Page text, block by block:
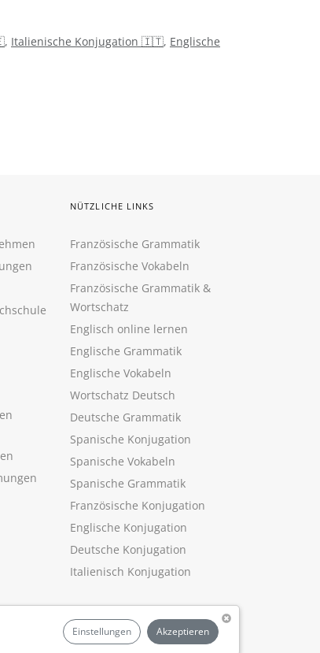
, Italienische Konjugation 🇮🇹, Englische
Einstellungen Akzeptieren
NÜTZLICHE LINKS
Französische Grammatik
Französische Vokabeln
Französische Grammatik &
Wortschatz
Englisch online lernen
Englische Grammatik
Englische Vokabeln
Wortschatz Deutsch
Deutsche Grammatik
Spanische Konjugation
Spanische Vokabeln
Spanische Grammatik
Französische Konjugation
Englische Konjugation
Deutsche Konjugation
Italienisch Konjugation